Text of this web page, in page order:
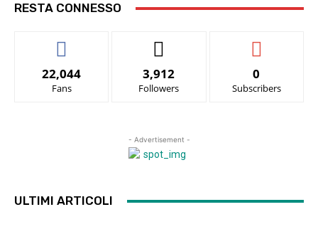
RESTA CONNESSO
22,044
Fans
3,912
Followers
0
Subscribers
- Advertisement -
ULTIMI ARTICOLI